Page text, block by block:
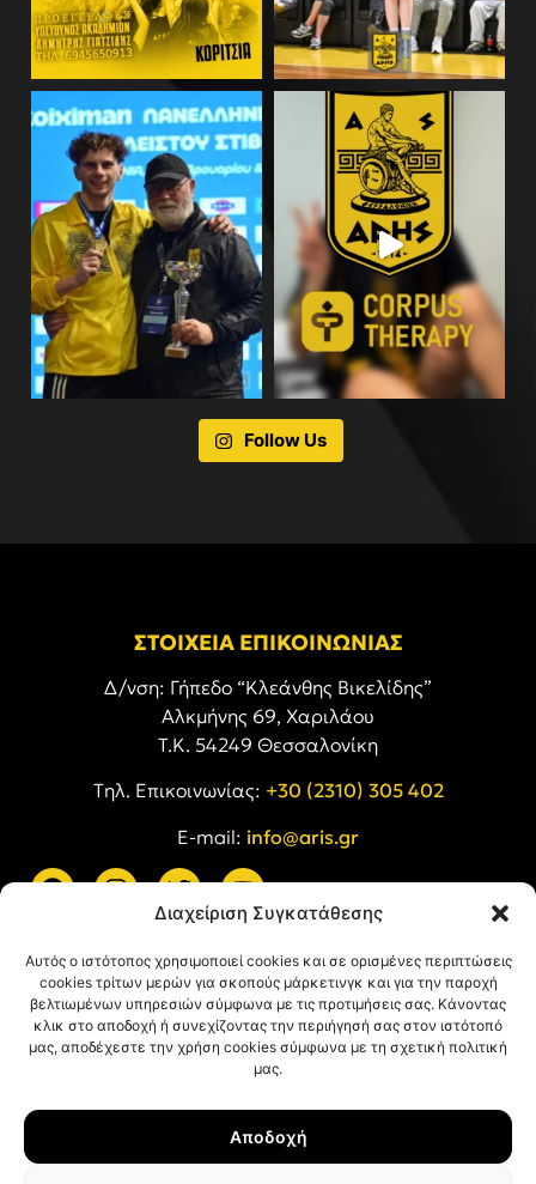
Διαχείριση Συγκατάθεσης
Αυτός ο ιστότοπος χρησιμοποιεί cookies και σε ορισμένες περιπτώσεις
cookies τρίτων μερών για σκοπούς μάρκετινγκ και για την παροχή
βελτιωμένων υπηρεσιών σύμφωνα με τις προτιμήσεις σας. Κάνοντας
κλικ στο αποδοχή ή συνεχίζοντας την περιήγησή σας στον ιστότοπό
μας, αποδέχεστε την χρήση cookies σύμφωνα με τη σχετική πολιτική
μας.
Αποδοχή
Follow Us
ΣΤΟΙΧΕΙΑ ΕΠΙΚΟΙΝΩΝΙΑΣ
Δ/νση: Γήπεδο “Κλεάνθης Βικελίδης”
Αλκμήνης 69, Χαριλάου
Τ.Κ. 54249 Θεσσαλονίκη
Tηλ. Επικοινωνίας: +30 (2310) 305 402
E-mail: info@aris.gr
Όροι Χρήσης